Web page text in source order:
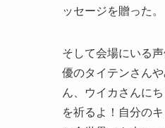
ッセージを贈った。
そして会場にいる声
優のタイテンさん
ん、ウイカさんに
を祈るよ！自分の